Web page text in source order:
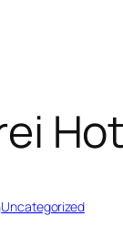
Uncategorized